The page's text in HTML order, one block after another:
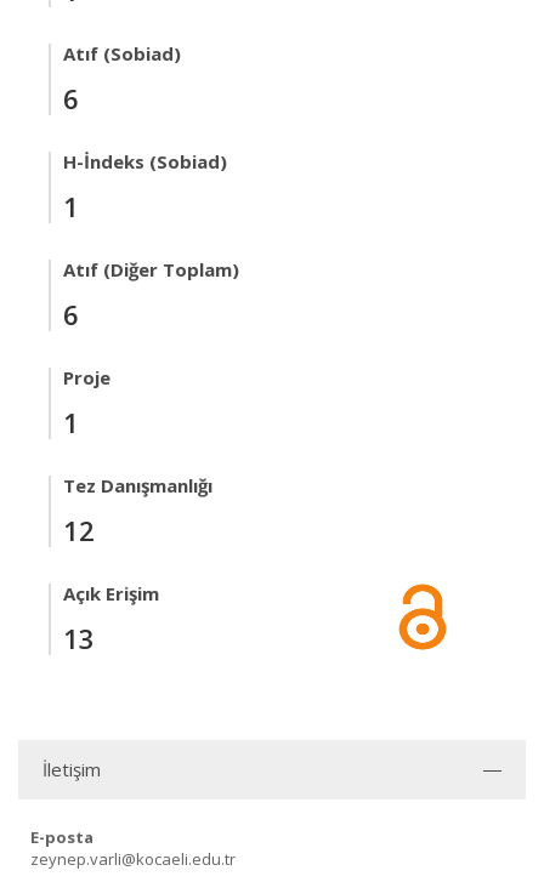
Atıf (Sobiad)
6
H-İndeks (Sobiad)
1
Atıf (Diğer Toplam)
6
Proje
1
Tez Danışmanlığı
12
Açık Erişim
13
İletişim
E-posta
zeynep.varli@kocaeli.edu.tr